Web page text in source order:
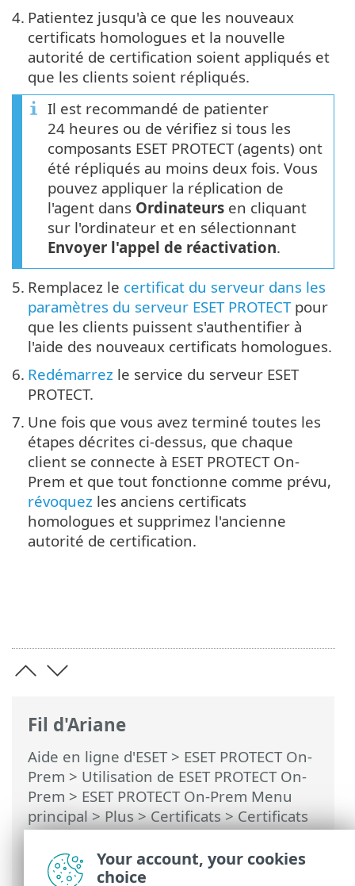
Fil d'Ariane
Aide en ligne d'ESET> ESET PROTECT On-
Prem > Utilisation de ESET PROTECT On-
Prem > ESET PROTECT On-Prem Menu
principal> Plus >Certificats>Certificats
homologues> Certificat en cours
d'expiration : signalement et
remplacement
4. Patientez jusqu'à ce que les nouveaux
certificats homologues et la nouvelle
autorité de certification soient appliqués et
que les clients soient répliqués.
Il est recommandé de patienter
24 heures ou de vérifiez si tous les
composants ESET PROTECT (agents) ont
été répliqués au moins deux fois. Vous
pouvez appliquer la réplication de
l'agent dans Ordinateurs en cliquant
sur l'ordinateur et en sélectionnant
Envoyer l'appel de réactivation.
5. Remplacez le certificat du serveur dans les
paramètres du serveur ESET PROTECTpour
que les clients puissent s'authentifier à
l'aide des nouveaux certificats homologues.
6. Redémarrez le service du serveur ESET
PROTECT.
7. Une fois que vous avez terminé toutes les
étapes décrites ci-dessus, que chaque
client se connecte à ESET PROTECT On-
Prem et que tout fonctionne comme prévu,
révoquez les anciens certificats
homologues et supprimez l'ancienne
autorité de certification.
Your account, your cookies
choice